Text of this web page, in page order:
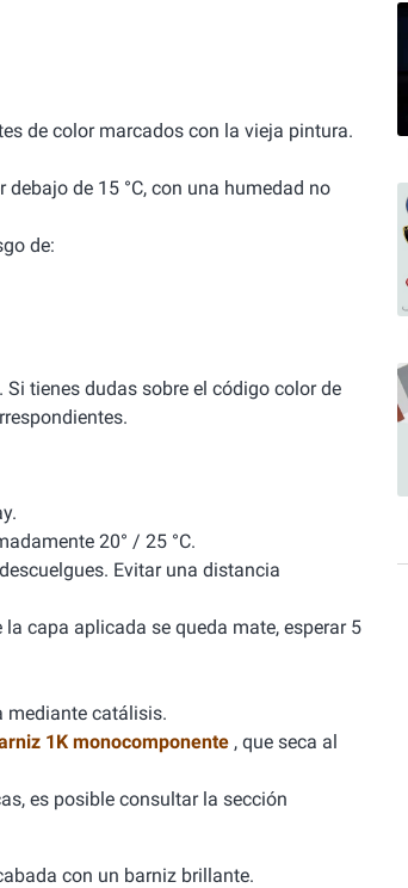
de color marcados con la vieja pintura.
de 15 °C, con una humedad no
de:
tienes dudas sobre el código color de
20° / 25 °C.
Evitar una distancia
capa aplicada se queda mate, esperar 5
mediante catálisis.
1K monocomponente , que seca al
es posible consultar la sección
con un barniz brillante.